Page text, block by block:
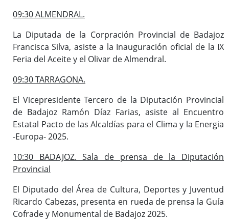
09:30 ALMENDRAL.
La Diputada de la Corpración Provincial de Badajoz
Francisca Silva, asiste a la Inauguración oficial de la IX
Feria del Aceite y el Olivar de Almendral.
09:30 TARRAGONA.
El Vicepresidente Tercero de la Diputación Provincial
de Badajoz Ramón Díaz Farias, asiste al Encuentro
Estatal Pacto de las Alcaldías para el Clima y la Energia
-Europa- 2025.
10:30 BADAJOZ. Sala de prensa de la Diputación
Provincial
El Diputado del Área de Cultura, Deportes y Juventud
Ricardo Cabezas, presenta en rueda de prensa la Guía
Cofrade y Monumental de Badajoz 2025.